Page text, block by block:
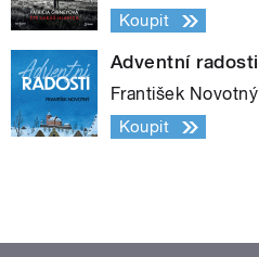
Koupit
Adventní radosti
František Novotný
Koupit